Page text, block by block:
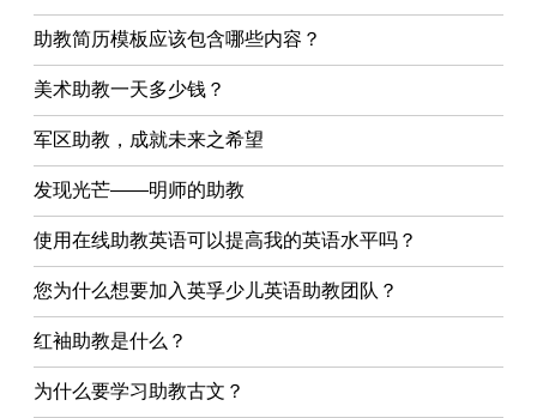
助教简历模板应该包含哪些内容？
美术助教一天多少钱？
军区助教，成就未来之希望
发现光芒——明师的助教
使用在线助教英语可以提高我的英语水平吗？
您为什么想要加入英孚少儿英语助教团队？
红袖助教是什么？
为什么要学习助教古文？